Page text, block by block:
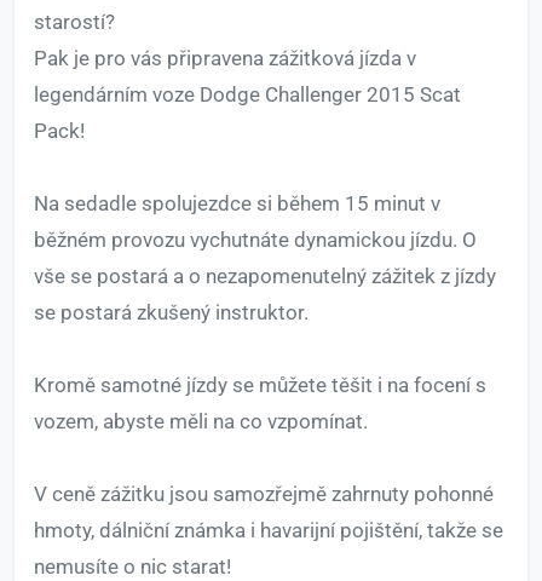
starostí?
Pak je pro vás připravena zážitková jízda v
legendárním voze Dodge Challenger 2015 Scat
Pack!
Na sedadle spolujezdce si během 15 minut v
běžném provozu vychutnáte dynamickou jízdu. O
vše se postará a o nezapomenutelný zážitek z jízdy
se postará zkušený instruktor.
Kromě samotné jízdy se můžete těšit i na focení s
vozem, abyste měli na co vzpomínat.
V ceně zážitku jsou samozřejmě zahrnuty pohonné
hmoty, dálniční známka i havarijní pojištění, takže se
nemusíte o nic starat!